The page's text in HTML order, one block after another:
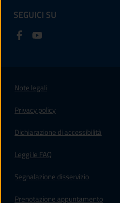
SEGUICI SU
Note legali
Privacy policy
Dichiarazione di accessibilità
Leggi le FAQ
Segnalazione disservizio
Prenotazione appuntamento